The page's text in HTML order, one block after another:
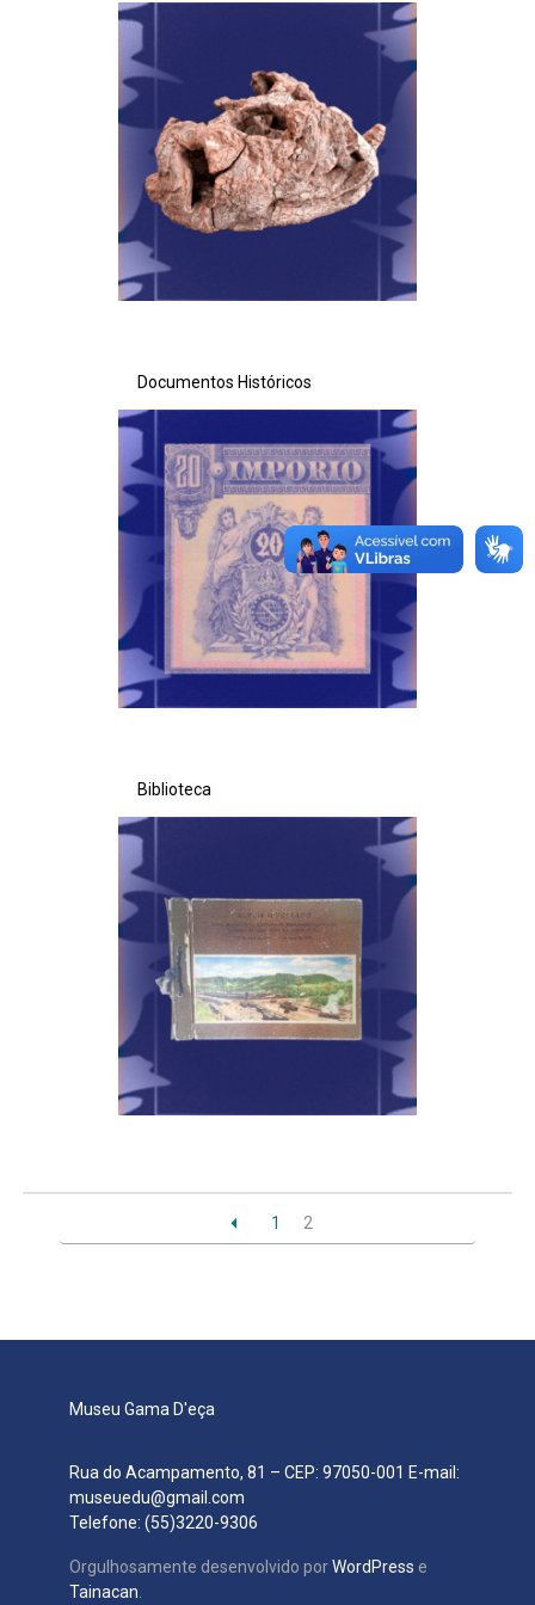
Ministério de Minas e Energia
Ministério da Ciência, Tecnologia, Inovações e Comunicações
Ministério do Meio Ambiente
Ministério do Turismo
Controladoria-Geral da União
Ministério da Mulher, da Família e dos Direitos Humanos
Secretaria de Governo
Gabinete de Segurança Institucional
Advocacia-Geral da União
Documentos Históricos
Biblioteca
1 2
Museu Gama D'eça
Rua do Acampamento, 81 – CEP: 97050-001 E-mail:
museuedu@gmail.com
Telefone: (55)3220-9306
Orgulhosamente desenvolvido porWordPress e
Tainacan